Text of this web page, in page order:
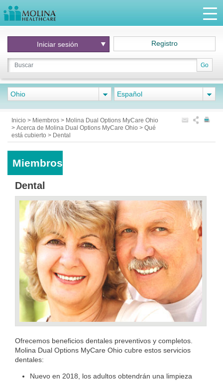
Go
Iniciar sesión Registro
Ohio Español
Inicio > Miembros > Molina Dual Options MyCare Ohio
> Acerca de Molina Dual Options MyCare Ohio > Qué
está cubierto > Dental
Miembros
Dental
Ofrecemos beneficios dentales preventivos y completos.
Molina Dual Options MyCare Ohio cubre estos servicios
dentales:
Nuevo en 2018, los adultos obtendrán una limpieza